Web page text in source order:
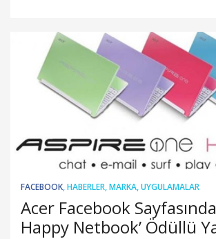
FACEBOOK,HABERLER,MARKA,UYGULAMALAR
Acer Facebook
Happy Netbook’ Ödüllü